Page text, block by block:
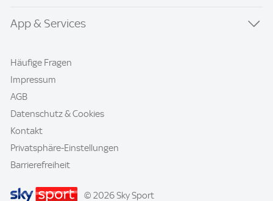
App & Services
Häufige Fragen
Impressum
AGB
Datenschutz & Cookies
Kontakt
Privatsphäre-Einstellungen
Barrierefreiheit
© 2026 Sky Sport